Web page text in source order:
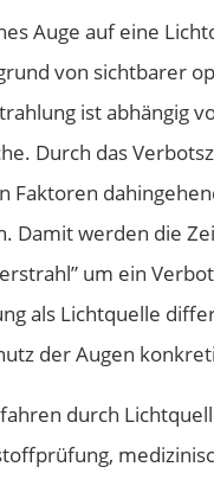
Auge auf eine
von sichtbarer
ist abhängig
Durch das
Damit werden die
um ein
als Lichtquelle
der Augen
durch